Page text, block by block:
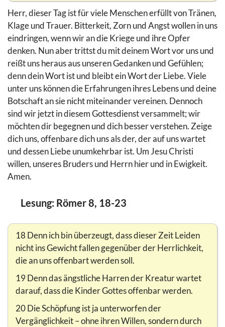
Herr, dieser Tag ist für viele Menschen erfüllt von Tränen,
Klage und Trauer. Bitterkeit, Zorn und Angst wollen in uns
eindringen, wenn wir an die Kriege und ihre Opfer
denken. Nun aber trittst du mit deinem Wort vor uns und
reißt uns heraus aus unseren Gedanken und Gefühlen;
denn dein Wort ist und bleibt ein Wort der Liebe. Viele
unter uns können die Erfahrungen ihres Lebens und deine
Botschaft an sie nicht miteinander vereinen. Dennoch
sind wir jetzt in diesem Gottesdienst versammelt; wir
möchten dir begegnen und dich besser verstehen. Zeige
dich uns, offenbare dich uns als der, der auf uns wartet
und dessen Liebe unumkehrbar ist. Um Jesu Christi
willen, unseres Bruders und Herrn hier und in Ewigkeit.
Amen.
Lesung: Römer 8, 18-23
18 Denn ich bin überzeugt, dass dieser Zeit Leiden
nicht ins Gewicht fallen gegenüber der Herrlichkeit,
die an uns offenbart werden soll.
19 Denn das ängstliche Harren der Kreatur wartet
darauf, dass die Kinder Gottes offenbar werden.
20 Die Schöpfung ist ja unterworfen der
Vergänglichkeit – ohne ihren Willen, sondern durch